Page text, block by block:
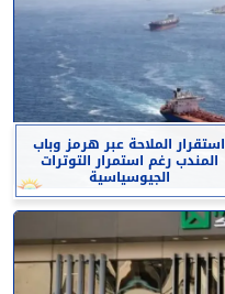
استقرار الملاحة عبر هرمز وباب
المندب رغم استمرار التوترات
الجيوسياسية